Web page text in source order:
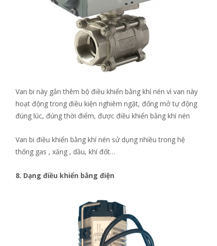
Van bi này gắn thêm bộ điều khiển bằng khí nén vì van này
hoạt động trong điều kiện nghiêm ngặt, đống mở tự động
đúng lúc, đúng thời điểm, được điều khiển bằng khí nén
Van bi điều khiển bằng khí nén sử dụng nhiều trong hệ
thống gas , xăng , dầu, khí đốt…
8. Dạng điều khiển bằng điện